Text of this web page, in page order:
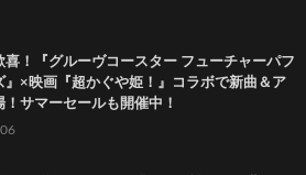
喜！『グルーヴコースター フューチャーパフ
』×映画『超かぐや姫！』コラボで新曲＆ア
！サマーセールも開催中！